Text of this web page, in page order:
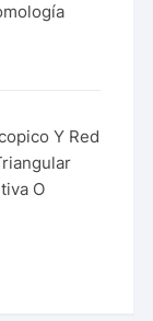
Y Red
O